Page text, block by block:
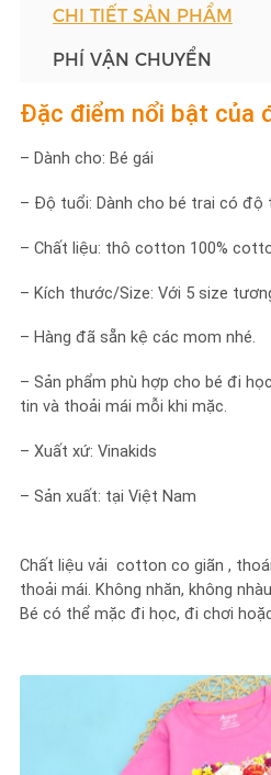
CHI TIẾT SẢN PHẨM
PHÍ VẬN CHUYỂN
Đặc điểm nổi bật của
– Dành cho: Bé gái
– Độ tuổi: Dành cho bé trai có độ
– Chất liệu: thô cotton 100%
– Kích thước/Size: Với 5 size
– Hàng đã sẵn kệ các mom nhé.
– Sản phẩm phù hợp cho bé đi
tin và thoải mái mỗi khi mặc.
– Xuất xứ: Vinakids
– Sản xuất: tại Việt Nam
Chất liệu vải cotton co giãn ,
thoải mái. Không nhăn, không
Bé có thể mặc đi học, đi chơi